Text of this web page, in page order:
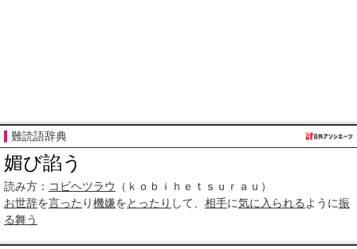
難読語辞典
媚び諂う
読み方： コビヘツラウ
（ｋｏｂｉｈｅｔｓｕｒａｕ）
お世辞を言った り機嫌をとったり して、 相手に気に入られる ように振
る舞う